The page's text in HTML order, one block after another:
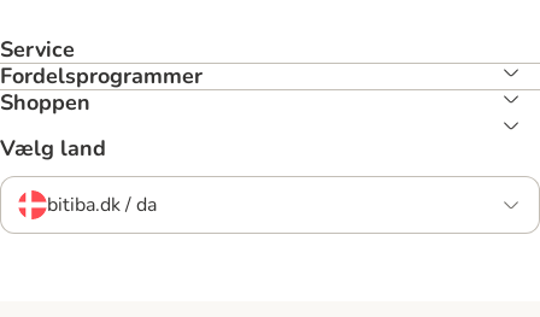
Service
Fordelsprogrammer
Shoppen
Vælg land
bitiba.dk / da